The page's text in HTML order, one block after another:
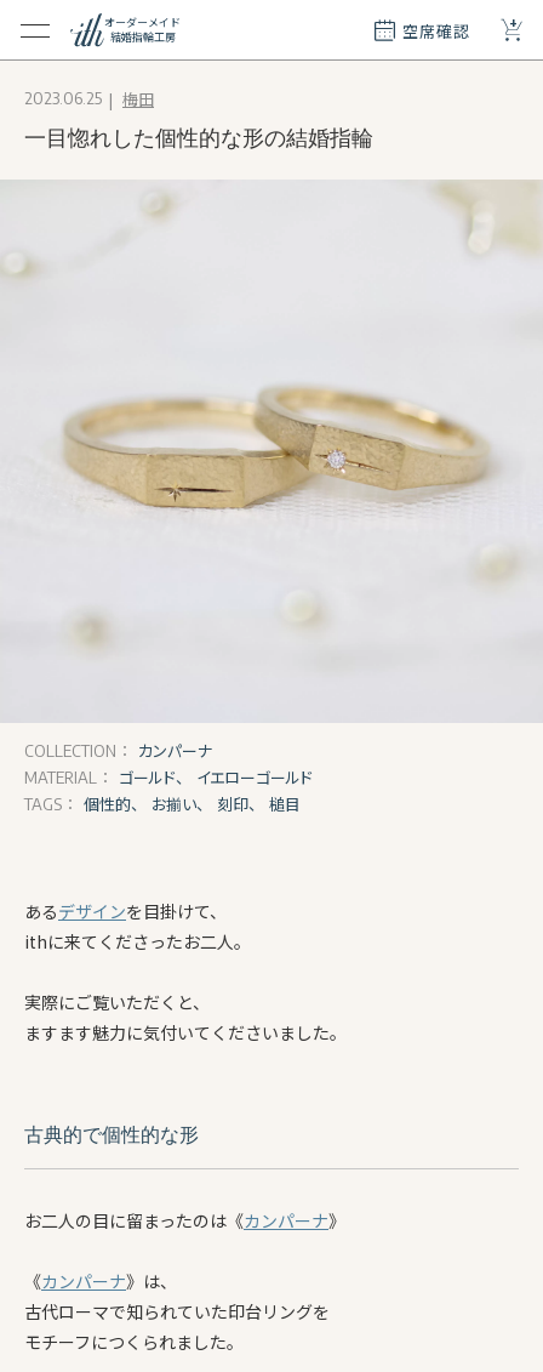
オーダーメイド
結婚指輪工房
空席確認 +
メイド
2023.06.25 梅田
一目惚れした個性的な形の結婚指輪
COLLECTION： カンパーナ
MATERIAL： ゴールド、 イエローゴールド
TAGS： 個性的、 お揃い、 刻印、 槌目
あるデザインを目掛けて、
ithに来てくださったお二人。
実際にご覧いただくと、
ますます魅力に気付いてくださいました。
古典的で個性的な形
お二人の目に留まったのは《カンパーナ》
《カンパーナ》は、
古代ローマで知られていた印台リングを
モチーフにつくられました。